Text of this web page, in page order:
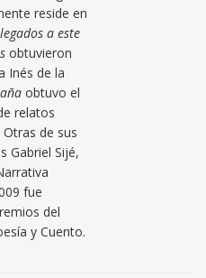
reside en
a este
obtuvieron
Inés de la
obtuvo el
relatos
de sus
Gabriel Sijé,
fue
del
y Cuento.